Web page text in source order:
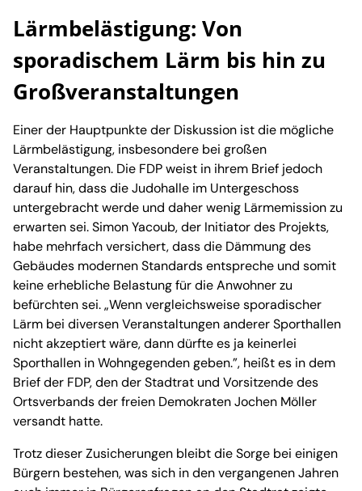
Lärmbelästigung: Von
sporadischem Lärm bis hin zu
Großveranstaltungen
Einer der Hauptpunkte der Diskussion ist die mögliche
Lärmbelästigung, insbesondere bei großen
Veranstaltungen. Die FDP weist in ihrem Brief jedoch
darauf hin, dass die Judohalle im Untergeschoss
untergebracht werde und daher wenig Lärmemission zu
erwarten sei. Simon Yacoub, der Initiator des Projekts,
habe mehrfach versichert, dass die Dämmung des
Gebäudes modernen Standards entspreche und somit
keine erhebliche Belastung für die Anwohner zu
befürchten sei. „Wenn vergleichsweise sporadischer
Lärm bei diversen Veranstaltungen anderer Sporthallen
nicht akzeptiert wäre, dann dürfte es ja keinerlei
Sporthallen in Wohngegenden geben.”, heißt es in dem
Brief der FDP, den der Stadtrat und Vorsitzende des
Ortsverbands der freien Demokraten Jochen Möller
versandt hatte.
Trotz dieser Zusicherungen bleibt die Sorge bei einigen
Bürgern bestehen, was sich in den vergangenen Jahren